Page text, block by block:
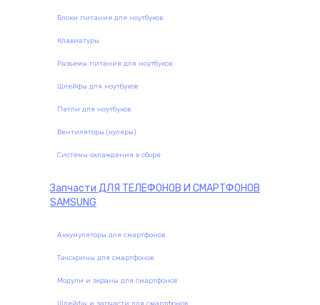
Блоки питания для ноутбуков
Клавиатуры
Разъемы питания для ноутбуков
Шлейфы для ноутбуков
Петли для ноутбуков
Вентиляторы (кулеры)
Системы охлаждения в сборе
Запчасти ДЛЯ ТЕЛЕФОНОВ И СМАРТФОНОВ
SAMSUNG
Аккумуляторы для смартфонов
Тачскрины для смартфонов
Модули и экраны для смартфонов